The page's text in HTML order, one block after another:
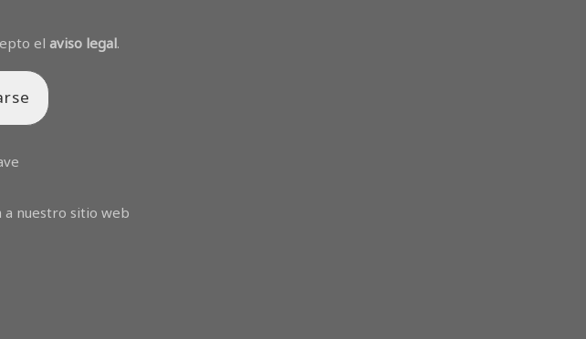
el aviso legal.
a nuestro sitio web